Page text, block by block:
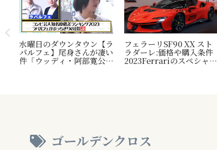
水曜日のダウンタウン【ラ
パルフェ】尾身さんが凄い
件「ウッディ・阿部寛公
フェラーリSF90 XX スト
ラダーレ:価格や購入条件
2023Ferrariのスペシャル
ゴールデンクロス